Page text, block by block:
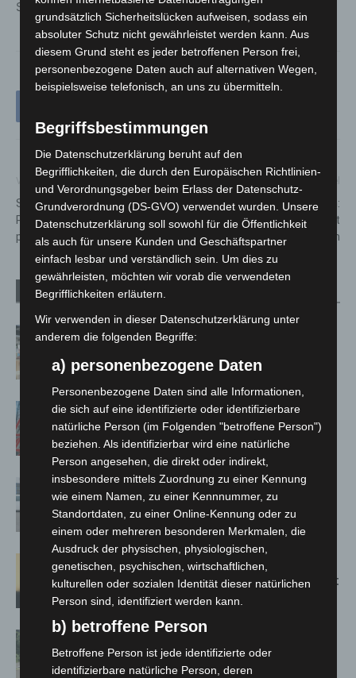
Sicherheit der Bevölkerung im Einsatz waren.
Vorheriger Artikel
Silvestereinsatz in Hannover:
Polizei zieht insgesamt
positive Bilanz
Hufeisensee in Isernhagen:
Mann lebensgefährlich verletzt
aufgefunden
Verwandte Artikel Mehr vom Autor
Kunst trifft Weingenuss: Barbara-
Jacques’ Wein-Depot Isernhagen
A2: Zweite Turbobaustelle startet
zwischen Hannover-West und
Bothfeld
Niedersachsen: Feuerwehrkräfte
kehren nach Waldbrandeinsatz aus
Spanien zurück
Hannover: Erste Tigermücken-
Population in Niedersachsen entdeckt
Neuwarmbüchen schnell eingedämmt
grundsätzlich Sicherheitslücken aufweisen, sodass ein
absoluter Schutz nicht gewährleistet werden kann. Aus
diesem Grund steht es jeder betroffenen Person frei,
personenbezogene Daten auch auf alternativen Wegen,
beispielsweise telefonisch, an uns zu übermitteln.
Begriffsbestimmungen
Die Datenschutzerklärung beruht auf den
Begrifflichkeiten, die durch den Europäischen Richtlinien-
und Verordnungsgeber beim Erlass der Datenschutz-
Grundverordnung (DS-GVO) verwendet wurden. Unsere
Datenschutzerklärung soll sowohl für die Öffentlichkeit
als auch für unsere Kunden und Geschäftspartner
einfach lesbar und verständlich sein. Um dies zu
gewährleisten, möchten wir vorab die verwendeten
Begrifflichkeiten erläutern.
Wir verwenden in dieser Datenschutzerklärung unter
anderem die folgenden Begriffe:
a) personenbezogene Daten
Personenbezogene Daten sind alle Informationen,
die sich auf eine identifizierte oder identifizierbare
natürliche Person (im Folgenden "betroffene Person")
beziehen. Als identifizierbar wird eine natürliche
Person angesehen, die direkt oder indirekt,
insbesondere mittels Zuordnung zu einer Kennung
wie einem Namen, zu einer Kennnummer, zu
Standortdaten, zu einer Online-Kennung oder zu
einem oder mehreren besonderen Merkmalen, die
Ausdruck der physischen, physiologischen,
genetischen, psychischen, wirtschaftlichen,
kulturellen oder sozialen Identität dieser natürlichen
Person sind, identifiziert werden kann.
b) betroffene Person
Betroffene Person ist jede identifizierte oder
identifizierbare natürliche Person, deren